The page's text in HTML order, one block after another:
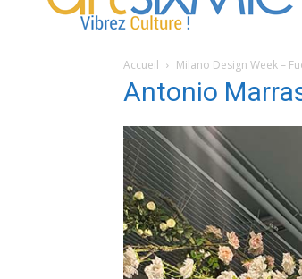
Accueil Milano Design Week –
Antonio